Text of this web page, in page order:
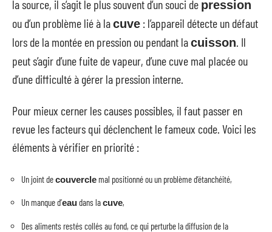
la source, il s’agit le plus souvent d’un souci de pression
ou d’un problème lié à lacuve : l’appareil détecte un défaut
lors de la montée en pression ou pendant lacuisson . Il
peut s’agir d’une fuite de vapeur, d’une cuve mal placée ou
d’une difficulté à gérer la pression interne.
Pour mieux cerner les causes possibles, il faut passer en
revue les facteurs qui déclenchent le fameux code. Voici les
éléments à vérifier en priorité :
Un joint decouvercle mal positionné ou un problème d’étanchéité,
Un manque d’eaudans lacuve,
Des aliments restés collés au fond, ce qui perturbe la diffusion de la